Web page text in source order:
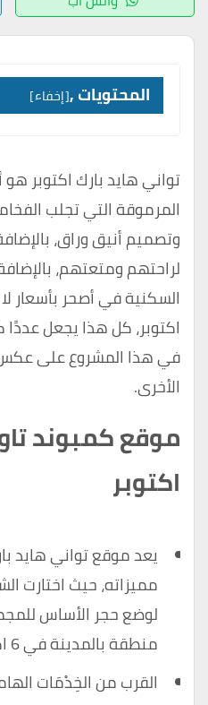
المحتويات , إخفاء
تواني هايد بارك اكتوبر
المرموقة التي تجلب
وتصميم أنيق وراق،
لراحتهم ومتعتهم،
اكتوبر، كل هذا يجعل
في هذا المشروع على عكس
الأخرى.
موقع كمبوند
اكتوبر
يعد موقع تواني هايد
مميزاته، حيث اختارت
لوضع حجر الأساس
منطقة بالمدينة في 6 اكتوبر.
القرب من الخِدْمَات